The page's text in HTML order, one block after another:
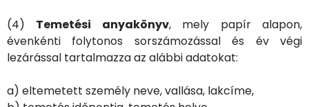
(4) Temetési anyakönyv, mely papír alapon,
évenkénti folytonos sorszámozással és év végi
lezárással tartalmazza az alábbi adatokat:
a) eltemetett személy neve, vallása, lakcíme,